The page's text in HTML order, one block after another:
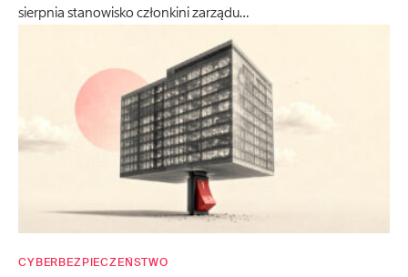
sierpnia stanowisko członkini zarządu…
CYBERBEZPIECZEŃSTWO